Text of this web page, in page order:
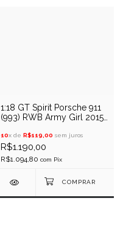
1:18 GT Spirit Porsche 911
(993) RWB Army Girl 2015
10x de R$119,00 sem juros
R$1.190,00
R$1.094,80 com Pix